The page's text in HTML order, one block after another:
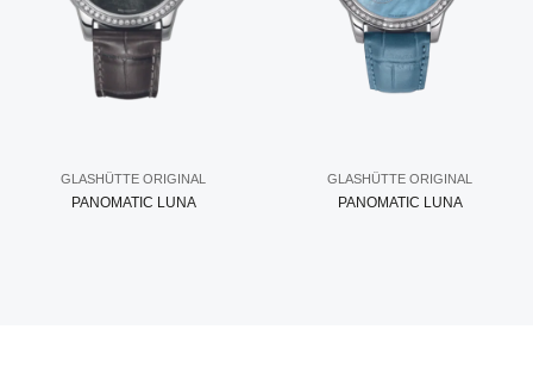
GLASHÜTTE ORIGINAL
PANOMATIC LUNA
GLASHÜTTE ORIGINAL
PANOMATIC LUNA